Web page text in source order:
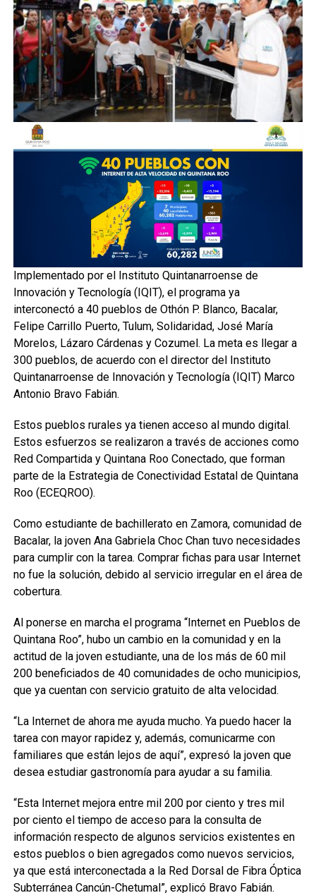
Implementado por el Instituto Quintanarroense de
Innovación y Tecnología (IQIT), el programa ya
interconectó a 40 pueblos de Othón P. Blanco, Bacalar,
Felipe Carrillo Puerto, Tulum, Solidaridad, José María
Morelos, Lázaro Cárdenas y Cozumel. La meta es llegar a
300 pueblos, de acuerdo con el director del Instituto
Quintanarroense de Innovación y Tecnología (IQIT) Marco
Antonio Bravo Fabián.
Estos pueblos rurales ya tienen acceso al mundo digital.
Estos esfuerzos se realizaron a través de acciones como
Red Compartida y Quintana Roo Conectado, que forman
parte de la Estrategia de Conectividad Estatal de Quintana
Roo (ECEQROO).
Como estudiante de bachillerato en Zamora, comunidad de
Bacalar, la joven Ana Gabriela Choc Chan tuvo necesidades
para cumplir con la tarea. Comprar fichas para usar Internet
no fue la solución, debido al servicio irregular en el área de
cobertura.
Al ponerse en marcha el programa “Internet en Pueblos de
Quintana Roo”, hubo un cambio en la comunidad y en la
actitud de la joven estudiante, una de los más de 60 mil
200 beneficiados de 40 comunidades de ocho municipios,
que ya cuentan con servicio gratuito de alta velocidad.
“La Internet de ahora me ayuda mucho. Ya puedo hacer la
tarea con mayor rapidez y, además, comunicarme con
familiares que están lejos de aquí”, expresó la joven que
desea estudiar gastronomía para ayudar a su familia.
“Esta Internet mejora entre mil 200 por ciento y tres mil
por ciento el tiempo de acceso para la consulta de
información respecto de algunos servicios existentes en
estos pueblos o bien agregados como nuevos servicios,
ya que está interconectada a la Red Dorsal de Fibra Óptica
Subterránea Cancún-Chetumal”, explicó Bravo Fabián.